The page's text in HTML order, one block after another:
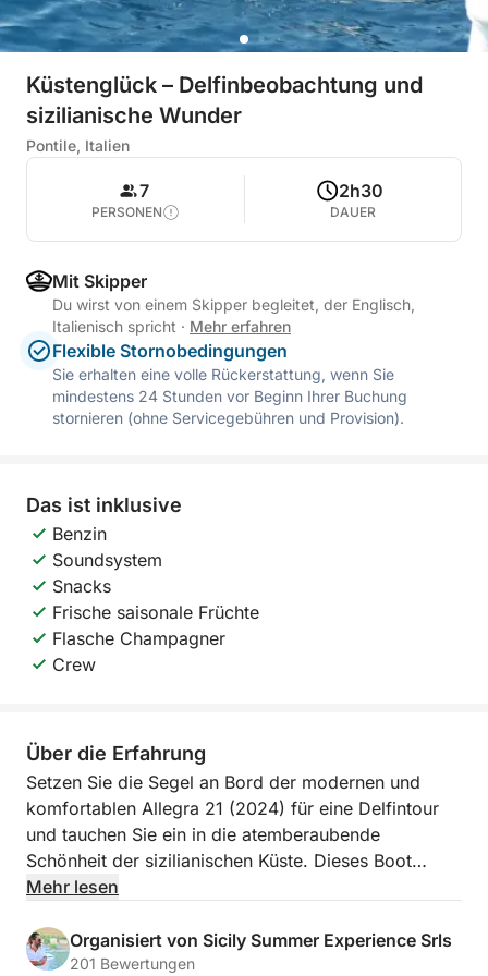
Küstenglück – Delfinbeobachtung und
sizilianische Wunder
Pontile, Italien
7
PERSONEN
2h30
DAUER
Mit Skipper
Du wirst von einem Skipper begleitet, der Englisch,
Italienisch spricht · Mehr erfahren
Flexible Stornobedingungen
Sie erhalten eine volle Rückerstattung, wenn Sie
mindestens 24 Stunden vor Beginn Ihrer Buchung
stornieren (ohne Servicegebühren und Provision).
Das ist inklusive
Benzin
Soundsystem
Snacks
Frische saisonale Früchte
Flasche Champagner
Crew
Über die Erfahrung
Setzen Sie die Segel an Bord der modernen und
komfortablen Allegra 21 (2024) für eine Delfintour
und tauchen Sie ein in die atemberaubende
Schönheit der sizilianischen Küste. Dieses Boot
bietet Platz für bis zu 8 Personen und ist ideal für
einen Tag voller Entspannung und Abenteuer
verbringen möchten. Ausgestattet mit einem großen
Mehr lesen
Organisiert von Sicily Summer Experience Srls
201 Bewertungen